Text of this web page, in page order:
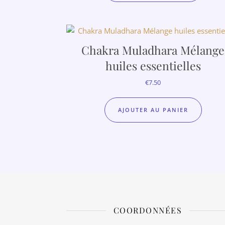
Chakra Muladhara Mélange
huiles essentielles
7.50
AJOUTER AU PANIER
COORDONNÉES